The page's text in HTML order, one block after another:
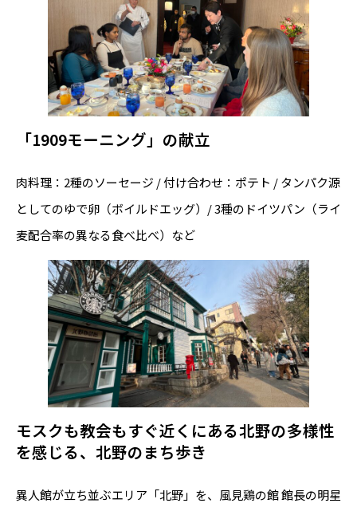
「1909モーニング」の献立
肉料理：2種のソーセージ / 付け合わせ：ポテト / タンパク源
としてのゆで卵（ボイルドエッグ）/ 3種のドイツパン（ライ
麦配合率の異なる食べ比べ）など
モスクも教会もすぐ近くにある北野の多様性
を感じる、北野のまち歩き
異人館が立ち並ぶエリア「北野」を、風見鶏の館 館長の明星